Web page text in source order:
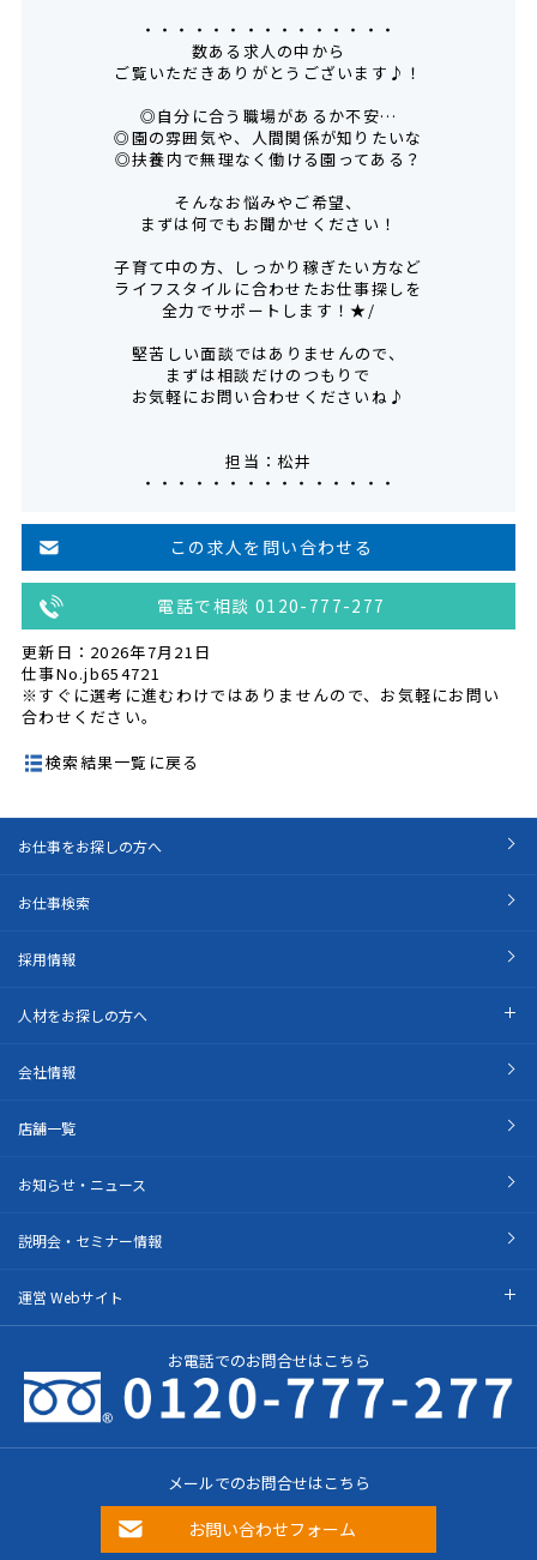
・・・・・・・・・・・・・・・
数ある求人の中から
ご覧いただきありがとうございます♪！
◎自分に合う職場があるか不安…
◎園の雰囲気や、人間関係が知りたいな
◎扶養内で無理なく働ける園ってある？
そんなお悩みやご希望、
まずは何でもお聞かせください！
子育て中の方、しっかり稼ぎたい方など
ライフスタイルに合わせたお仕事探しを
全力でサポートします！★/
堅苦しい面談ではありませんので、
まずは相談だけのつもりで
お気軽にお問い合わせくださいね♪
担当：松井
・・・・・・・・・・・・・・・
この求人を問い合わせる
電話で相談 0120-777-277
更新日：2026年7月21日
仕事No.jb654721
※すぐに選考に進むわけではありませんので、お気軽にお問い
合わせください。
検索結果一覧に戻る
お仕事をお探しの方へ
お仕事検索
採用情報
人材をお探しの方へ
会社情報
店舗一覧
お知らせ・ニュース
説明会・セミナー情報
運営 Webサイト
お電話でのお問合せはこちら
メールでのお問合せはこちら
お問い合わせフォーム